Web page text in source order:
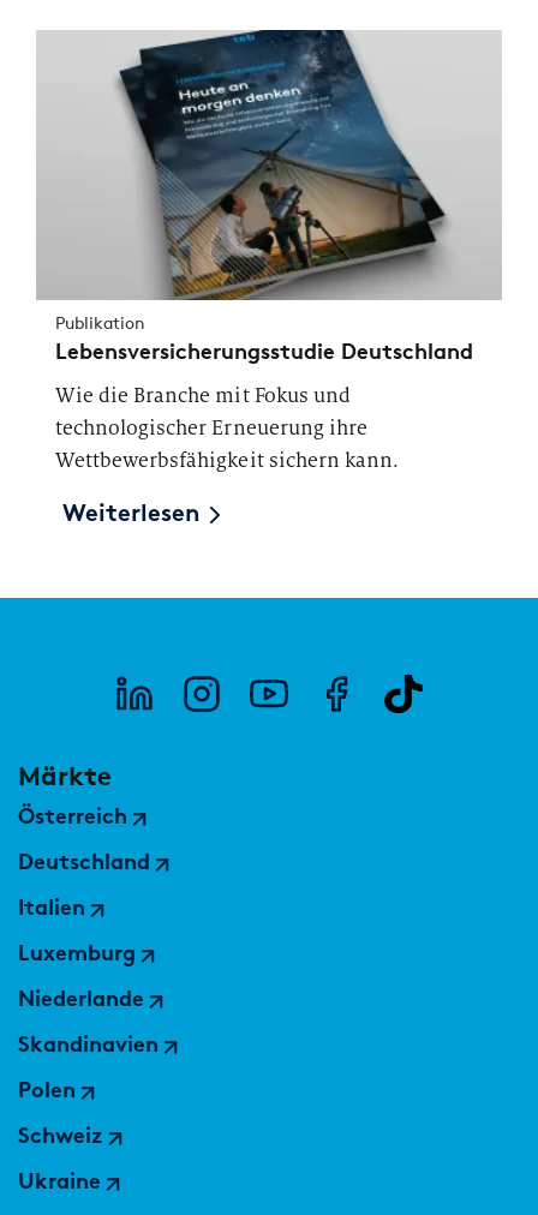
Publikation
Lebensversicherungsstudie Deutschland
Wie die Branche mit Fokus und
technologischer Erneuerung ihre
Wettbewerbsfähigkeit sichern kann.
Weiterlesen
Märkte
Österreich
Deutschland
Italien
Luxemburg
Niederlande
Skandinavien
Polen
Schweiz
Ukraine